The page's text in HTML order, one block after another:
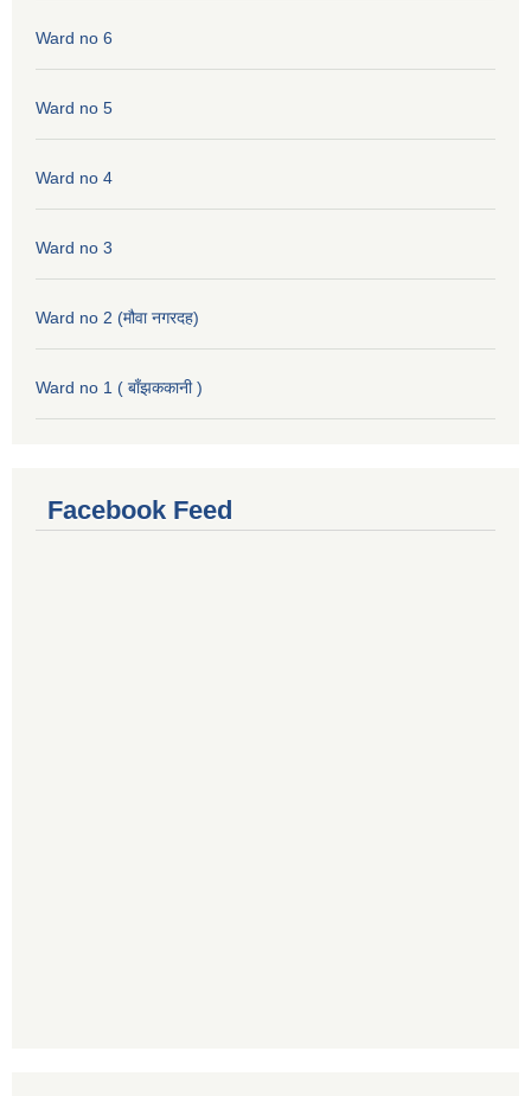
Ward no 6
Ward no 5
Ward no 4
Ward no 3
Ward no 2 (मौवा नगरदह)
Ward no 1 ( बाँझककानी )
Facebook Feed